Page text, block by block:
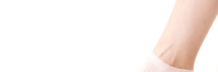
RAJSTOPY
Ciepłe